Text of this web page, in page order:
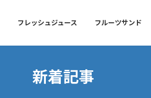
フレッシュジュース フルーツサンド
新着記事